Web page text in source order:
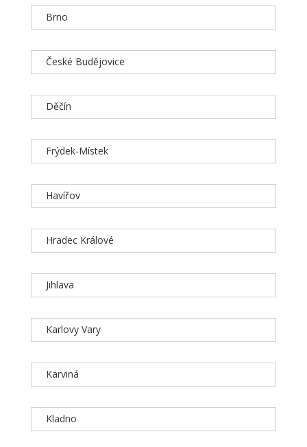
Brno
České Budějovice
Děčín
Frýdek-Místek
Havířov
Hradec Králové
Jihlava
Karlovy Vary
Karviná
Kladno